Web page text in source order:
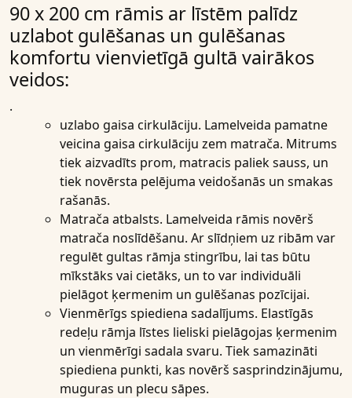
90 x 200 cm rāmis ar līstēm palīdz
uzlabot gulēšanas un gulēšanas
komfortu vienvietīgā gultā vairākos
veidos:
.
uzlabo gaisa cirkulāciju. Lamelveida pamatne
veicina gaisa cirkulāciju zem matrača. Mitrums
tiek aizvadīts prom, matracis paliek sauss, un
tiek novērsta pelējuma veidošanās un smakas
rašanās.
Matrača atbalsts. Lamelveida rāmis novērš
matrača noslīdēšanu. Ar slīdņiem uz ribām var
regulēt gultas rāmja stingrību, lai tas būtu
mīkstāks vai cietāks, un to var individuāli
pielāgot ķermenim un gulēšanas pozīcijai.
Vienmērīgs spiediena sadalījums. Elastīgās
redeļu rāmja līstes lieliski pielāgojas ķermenim
un vienmērīgi sadala svaru. Tiek samazināti
spiediena punkti, kas novērš sasprindzinājumu,
muguras un plecu sāpes.